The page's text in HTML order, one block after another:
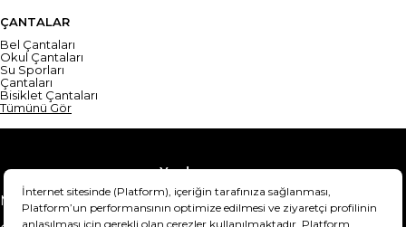
ÇANTALAR
Bel Çantaları
Okul Çantaları
Su Sporları
Çantaları
Bisiklet Çantaları
Tümünü Gör
Yardım
Mesafeli Satış Sözleşmesi
Teslimat Bilgisi